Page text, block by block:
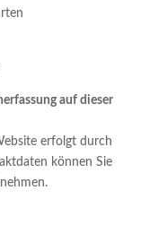
auf dieser
erfolgt durch
können Sie